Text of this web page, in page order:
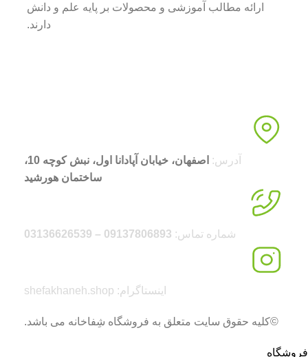
ارائه مطالب آموزشی و محصولات بر پایه علم و دانش
دارند.
آدرس:
اصفهان، خیابان آپادانا اول، نبش کوچه 10،
ساختمان هورشید
شماره تماس: 09137806893 – 03136626539
اینستاگرام: shefakhaneh.shop
©کلیه حقوق سایت متعلق به فروشگاه شِفاخانه می باشد.
فروشگاه